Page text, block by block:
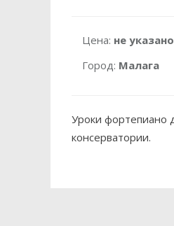
Цена: не указано
Город: Малага
Уроки фортепиано
консерватории.